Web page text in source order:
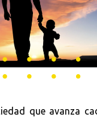
que avanza